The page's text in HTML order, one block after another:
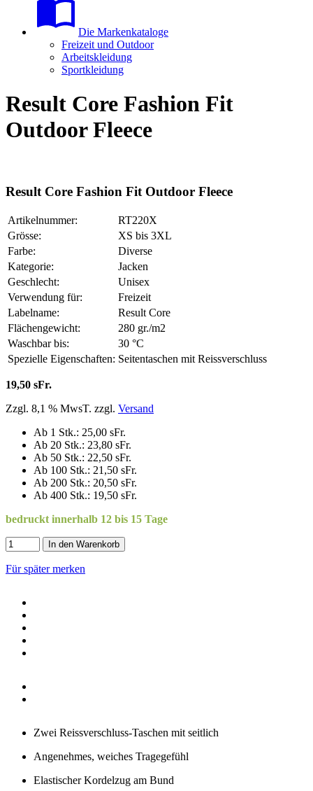
Die Markenkataloge
Freizeit und Outdoor
Arbeitskleidung
Sportkleidung
Result Core Fashion Fit
Outdoor Fleece
Result Core Fashion Fit Outdoor Fleece
Artikelnummer:
RT220X
Grösse:
XS bis 3XL
Farbe:
Diverse
Kategorie:
Jacken
Geschlecht:
Unisex
Verwendung für:
Freizeit
Labelname:
Result Core
Flächengewicht:
280 gr./m2
Waschbar bis:
30 °C
Spezielle Eigenschaften: Seitentaschen mit Reissverschluss
19,50 sFr.
Zzgl. 8,1 % MwsT. zzgl. Versand
Ab 1 Stk.: 25,00 sFr.
Ab 20 Stk.: 23,80 sFr.
Ab 50 Stk.: 22,50 sFr.
Ab 100 Stk.: 21,50 sFr.
Ab 200 Stk.: 20,50 sFr.
Ab 400 Stk.: 19,50 sFr.
bedruckt innerhalb 12 bis 15 Tage
In den Warenkorb
Für später merken
Zwei Reissverschluss-Taschen mit seitlich
Angenehmes, weiches Tragegefühl
Elastischer Kordelzug am Bund